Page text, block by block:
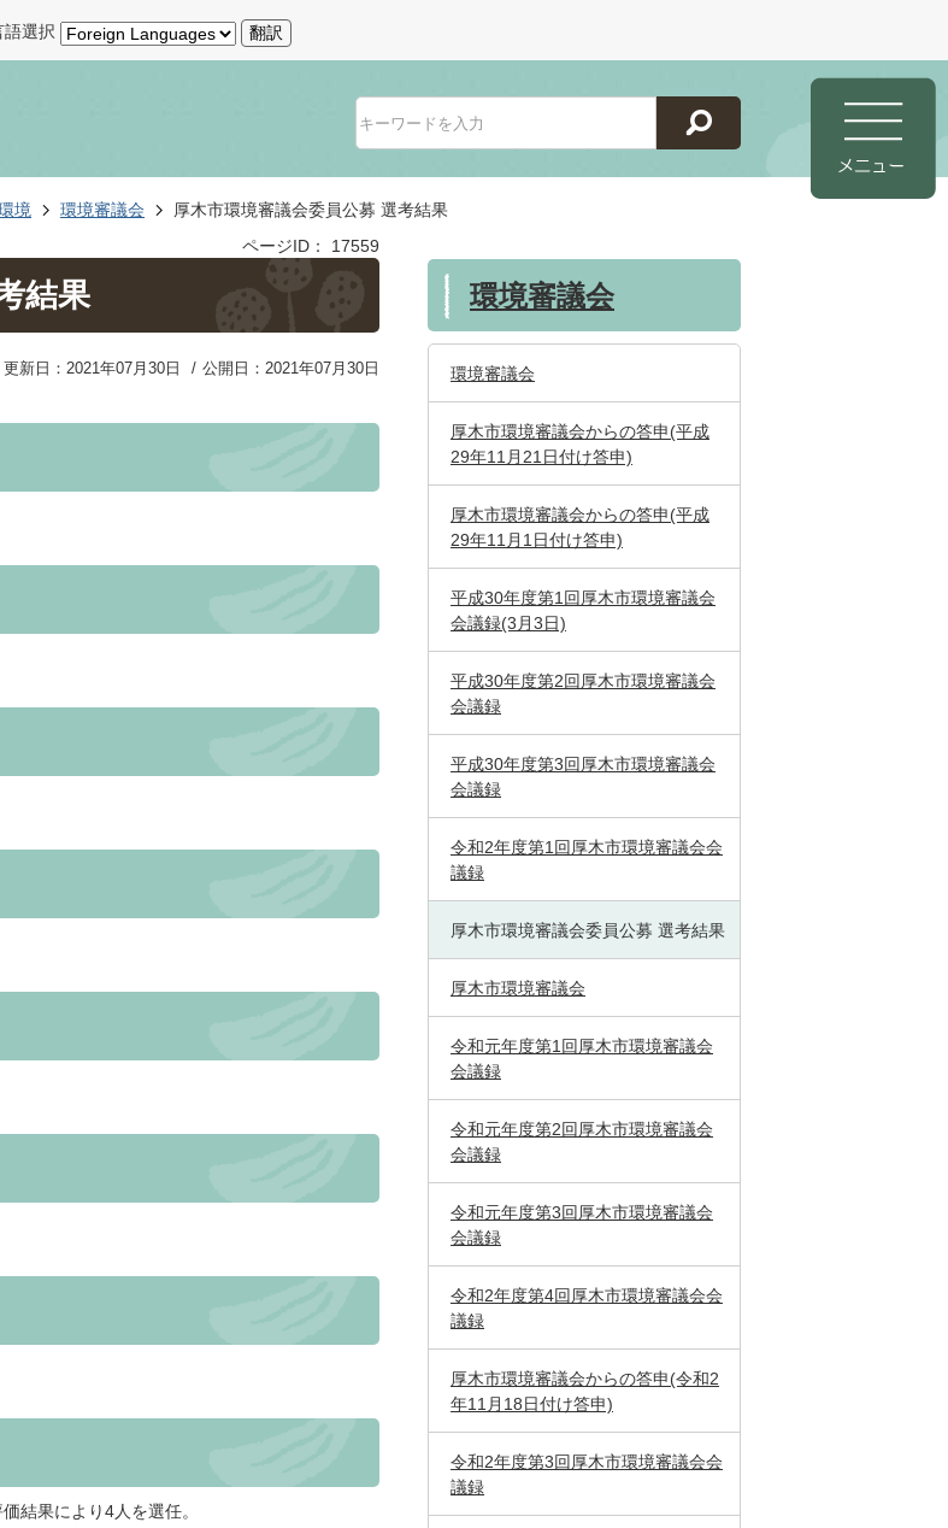
語選択 翻訳
境 環境審議会
厚木市環境審議会委員公募 選考結果
ページID：
17559
結果
更新日：2021年07月30日 公開日：2021年07月30日
結果により4人を選任。
環境審議会
環境審議会
厚木市環境審議会からの答申(平成
29年11月21日付け答申)
厚木市環境審議会からの答申(平成
29年11月1日付け答申)
平成30年度第1回厚木市環境審議会
会議録(3月3日)
平成30年度第2回厚木市環境審議会
会議録
平成30年度第3回厚木市環境審議会
会議録
令和2年度第1回厚木市環境審議会会
議録
厚木市環境審議会委員公募 選考結果
厚木市環境審議会
令和元年度第1回厚木市環境審議会
会議録
令和元年度第2回厚木市環境審議会
会議録
令和元年度第3回厚木市環境審議会
会議録
令和2年度第4回厚木市環境審議会会
議録
厚木市環境審議会からの答申(令和2
年11月18日付け答申)
令和2年度第3回厚木市環境審議会会
議録